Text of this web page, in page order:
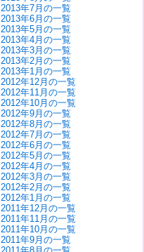
2013年7月の一覧
2013年6月の一覧
2013年5月の一覧
2013年4月の一覧
2013年3月の一覧
2013年2月の一覧
2013年1月の一覧
2012年12月の一覧
2012年11月の一覧
2012年10月の一覧
2012年9月の一覧
2012年8月の一覧
2012年7月の一覧
2012年6月の一覧
2012年5月の一覧
2012年4月の一覧
2012年3月の一覧
2012年2月の一覧
2012年1月の一覧
2011年12月の一覧
2011年11月の一覧
2011年10月の一覧
2011年9月の一覧